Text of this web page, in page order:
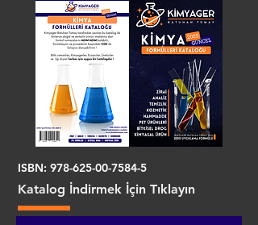
ISBN: 978-625-00-7584-5
Katalog İndirmek İçin Tıklayın